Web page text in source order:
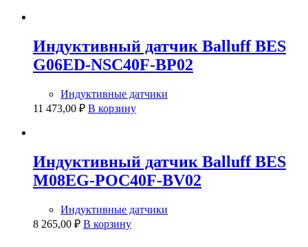
Индуктивный датчик Balluff BES
G06ED-NSC40F-BP02
Индуктивные датчики
11 473,00 ₽ В корзину
Индуктивный датчик Balluff BES
M08EG-POC40F-BV02
Индуктивные датчики
8 265,00 ₽ В корзину